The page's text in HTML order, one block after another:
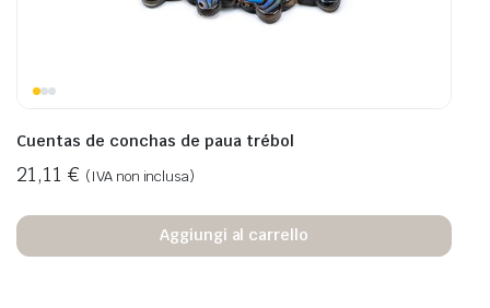
Cuentas de conchas de paua trébol
21,11 € (IVA non inclusa)
Aggiungi al carrello